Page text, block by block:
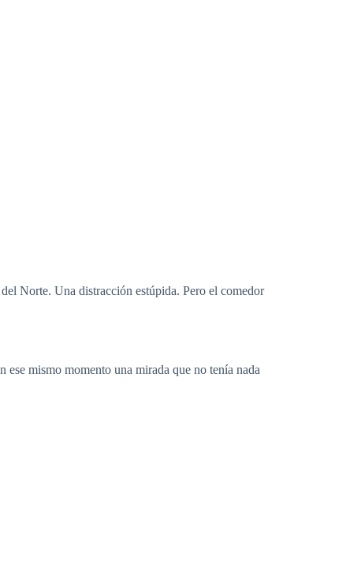
Norte. Una distracción estúpida. Pero el comedor
ese mismo momento una mirada que no tenía nada